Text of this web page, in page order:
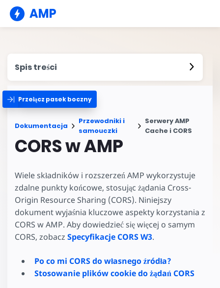
AMP
Spis treści
Przełącz pasek boczny
Dokumentacja
Przewodniki i
samouczki
Serwery AMP
Cache i CORS
CORS w AMP
Wiele składników i rozszerzeń AMP wykorzystuje
zdalne punkty końcowe, stosując żądania Cross-
Origin Resource Sharing (CORS). Niniejszy
dokument wyjaśnia kluczowe aspekty korzystania z
CORS w AMP. Aby dowiedzieć się więcej o samym
CORS, zobacz Specyfikacje CORS W3.
Po co mi CORS do własnego źródła?
Stosowanie plików cookie do żądań CORS